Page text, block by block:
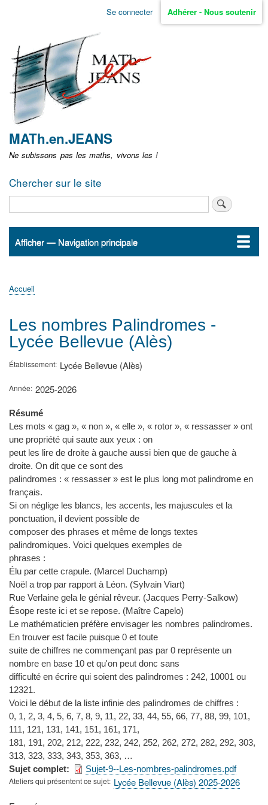
Aller
non
identifié
Se connecter Adhérer - Nous soutenir
MATh.en.JEANS
Ne subissons pas les maths, vivons les !
Chercher sur le site
Navigation
Afficher — Navigation principale
Accueil
ActualitésMATh.en.JEANS ?
Régions et Ateliers
Créer, gérer un atelier
Sujets/Publications
Congrès
d'Ariane
Accueil
Les nombres Palindromes -
Lycée Bellevue (Alès)
Établissement Lycée Bellevue (Alès)
Année 2025-2026
Résumé
Les mots « gag », « non », « elle », « rotor », « ressasser » ont
une propriété qui saute aux yeux : on
peut les lire de droite à gauche aussi bien que de gauche à
droite. On dit que ce sont des
palindromes : « ressasser » est le plus long mot palindrome en
français.
Si on néglige les blancs, les accents, les majuscules et la
ponctuation, il devient possible de
composer des phrases et même de longs textes
palindromiques. Voici quelques exemples de
phrases :
Élu par cette crapule. (Marcel Duchamp)
Noël a trop par rapport à Léon. (Sylvain Viart)
Rue Verlaine gela le génial rêveur. (Jacques Perry-Salkow)
Ésope reste ici et se repose. (Maître Capelo)
Le mathématicien préfère envisager les nombres palindromes.
En trouver est facile puisque 0 et toute
suite de chiffres ne commençant pas par 0 représente un
nombre en base 10 et qu'on peut donc sans
difficulté en écrire qui soient des palindromes : 242, 10001 ou
12321.
Voici le début de la liste infinie des palindromes de chiffres :
0, 1, 2, 3, 4, 5, 6, 7, 8, 9, 11, 22, 33, 44, 55, 66, 77, 88, 99, 101,
111, 121, 131, 141, 151, 161, 171,
181, 191, 202, 212, 222, 232, 242, 252, 262, 272, 282, 292, 303,
313, 323, 333, 343, 353, 363, …
Sujet complet
Sujet-9--Les-nombres-palindromes.pdf
Ateliers qui présentent ce sujet Lycée Bellevue (Alès) 2025-2026